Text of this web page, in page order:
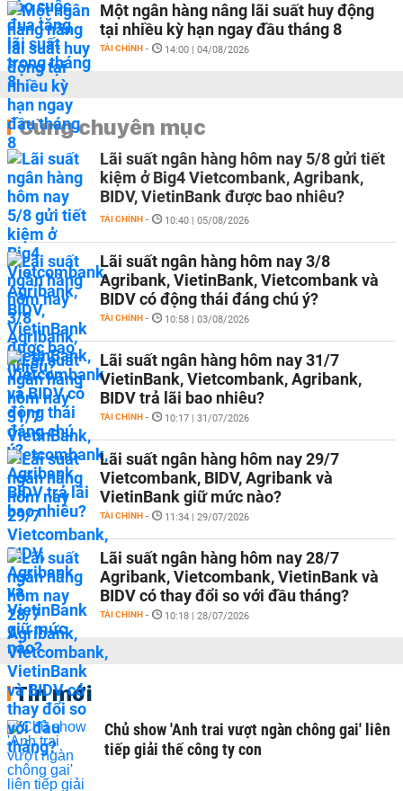
Một ngân hàng nâng lãi suất huy động
tại nhiều kỳ hạn ngay đầu tháng 8
TÀI CHÍNH - 14:00 | 04/08/2026
Cùng chuyên mục
Lãi suất ngân hàng hôm nay 5/8 gửi tiết
kiệm ở Big4 Vietcombank, Agribank,
BIDV, VietinBank được bao nhiêu?
TÀI CHÍNH - 10:40 | 05/08/2026
Lãi suất ngân hàng hôm nay 3/8
Agribank, VietinBank, Vietcombank và
BIDV có động thái đáng chú ý?
TÀI CHÍNH - 10:58 | 03/08/2026
Lãi suất ngân hàng hôm nay 31/7
VietinBank, Vietcombank, Agribank,
BIDV trả lãi bao nhiêu?
TÀI CHÍNH - 10:17 | 31/07/2026
Lãi suất ngân hàng hôm nay 29/7
Vietcombank, BIDV, Agribank và
VietinBank giữ mức nào?
TÀI CHÍNH - 11:34 | 29/07/2026
Lãi suất ngân hàng hôm nay 28/7
Agribank, Vietcombank, VietinBank và
BIDV có thay đổi so với đầu tháng?
TÀI CHÍNH - 10:18 | 28/07/2026
Tin mới
Chủ show 'Anh trai vượt ngàn chông gai' liên
tiếp giải thế công ty con